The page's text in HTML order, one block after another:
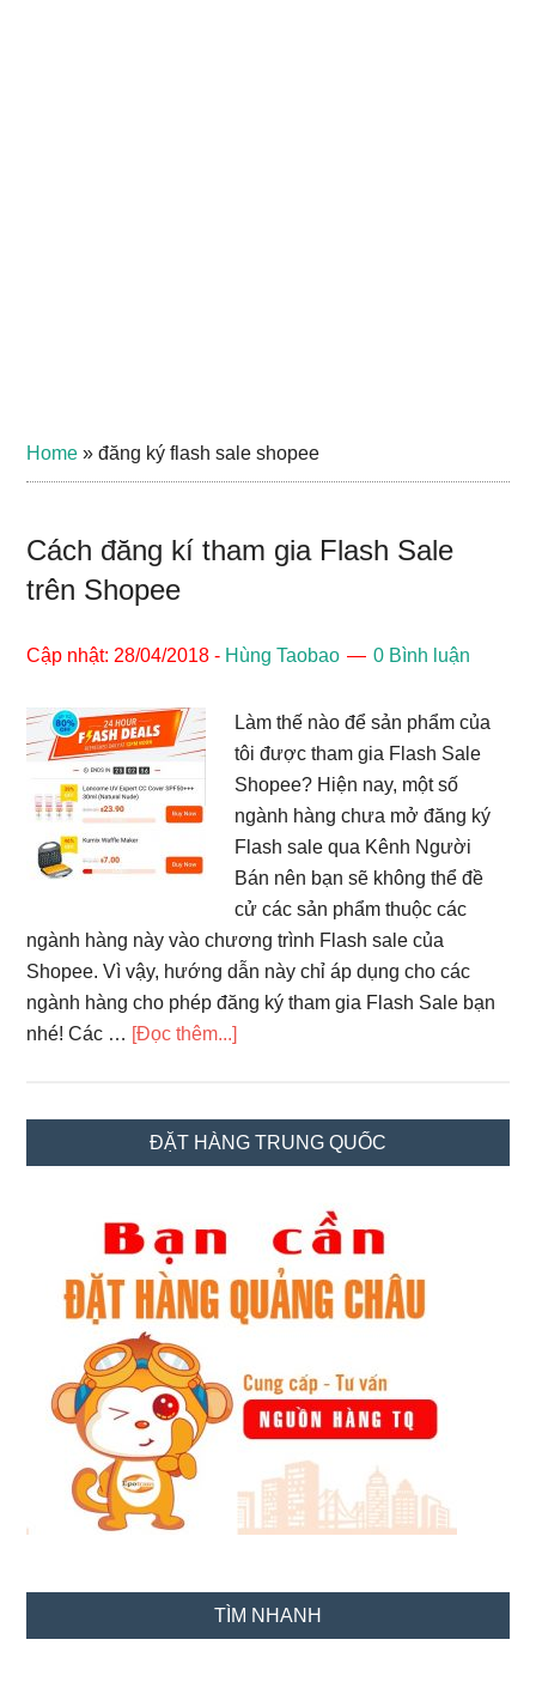
Home »đăng ký flash sale shopee
Cách đăng kí tham gia Flash Sale
trên Shopee
Cập nhật: 28/04/2018 - Hùng Taobao 0 Bình luận
Làm thế nào để sản phẩm của
tôi được tham gia Flash Sale
Shopee? Hiện nay, một số
ngành hàng chưa mở đăng ký
Flash sale qua Kênh Người
Bán nên bạn sẽ không thể đề
cử các sản phẩm thuộc các
ngành hàng này vào chương trình Flash sale của
Shopee. Vì vậy, hướng dẫn này chỉ áp dụng cho các
ngành hàng cho phép đăng ký tham gia Flash Sale bạn
nhé! Các … [Đọc thêm...]vềCách
tham
Shopee
SidebarĐẶT HÀNG TRUNG QUỐC
TÌM NHANH